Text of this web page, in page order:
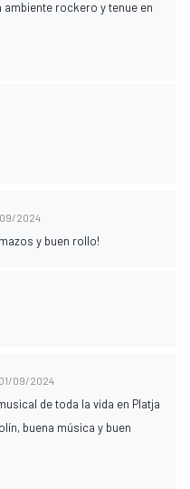
ambiente rockero y tenue en
09/2024
y buen rollo!
01/09/2024
de toda la vida en Platja
buena música y buen